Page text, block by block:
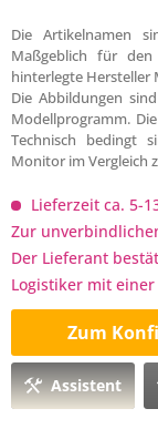
Die Artikelnamen
Maßgeblich für
hinterlegte Hersteller
Die Abbildungen
Modellprogramm.
Technisch bedingt
Monitor im Vergleich
Lieferzeit ca. 5-
Zur
Der Lieferant
Logistiker mit
Zum
Assistent